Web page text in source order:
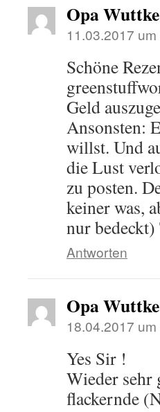
Opa Wuttke
11.03.2017
Schöne
Geld
Ansonsten:
willst. Und
die Lust
zu posten.
keiner was,
nur
Antworten
Opa Wuttke
18.04.2017
Yes Sir !
Wieder sehr
flackernde